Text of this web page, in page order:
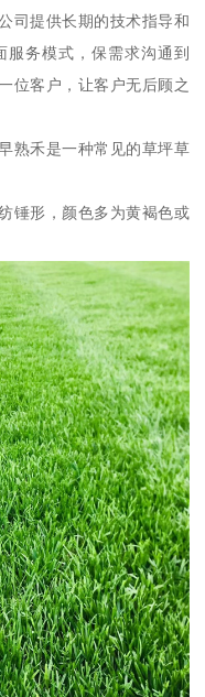
司提供长期的技术指导和
务模式，保需求沟通到
位客户，让客户无后顾之
熟禾是一种常见的草坪草
锤形，颜色多为黄褐色或